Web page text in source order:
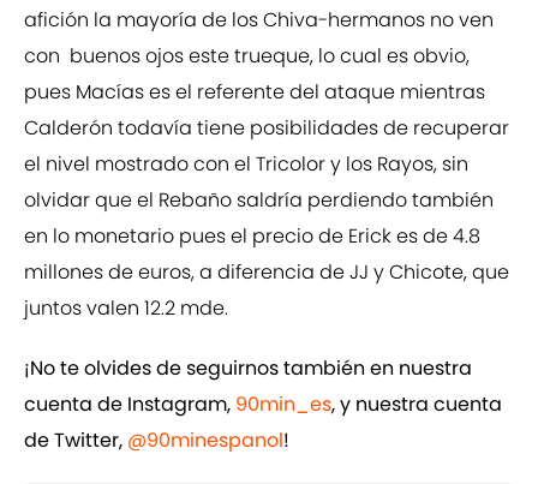
afición la mayoría de los Chiva-hermanos no ven
con buenos ojos este trueque, lo cual es obvio,
pues Macías es el referente del ataque mientras
Calderón todavía tiene posibilidades de recuperar
el nivel mostrado con el Tricolor y los Rayos, sin
olvidar que el Rebaño saldría perdiendo también
en lo monetario pues el precio de Erick es de 4.8
millones de euros, a diferencia de JJ y Chicote, que
juntos valen 12.2 mde.
¡No te olvides de seguirnos también en nuestra
cuenta de Instagram, 90min_es, y nuestra cuenta
de Twitter, @90minespanol!